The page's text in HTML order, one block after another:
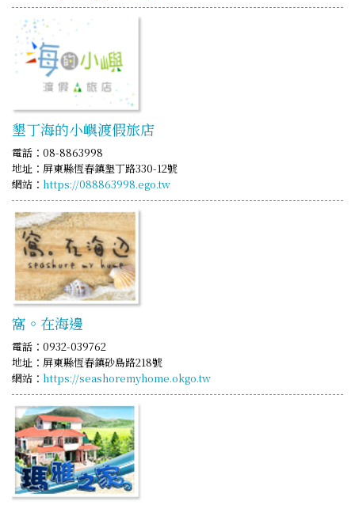
墾丁海的小嶼渡假旅店
電話：08-8863998
地址：屏東縣恆春鎮墾丁路330-12號
網站： https://088863998.ego.tw
窩。在海邊
電話：0932-039762
地址：屏東縣恆春鎮砂島路218號
網站： https://seashoremyhome.okgo.tw